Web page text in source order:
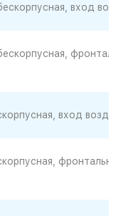
вход
вход